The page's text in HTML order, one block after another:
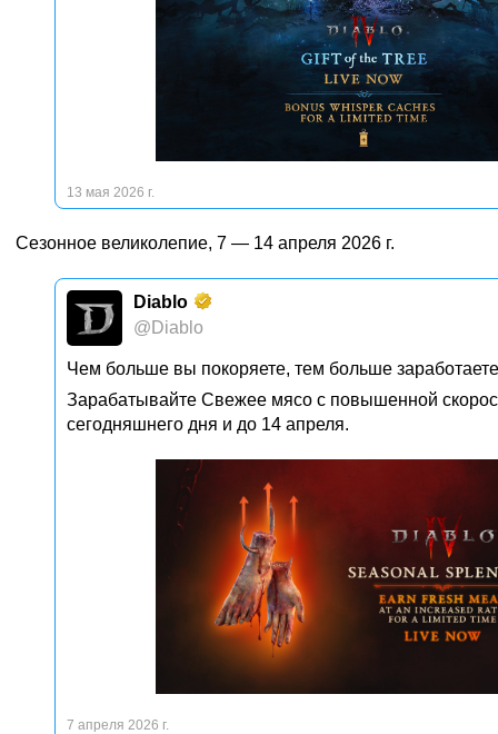
13 мая 2026 г.
Сезонное великолепие, 7 — 14 апреля 2026 г.
Diablo
@Diablo
Чем больше вы покоряете, тем больше
Зарабатывайте Свежее мясо с повышенной
сегодняшнего дня и до 14 апреля.
7 апреля 2026 г.